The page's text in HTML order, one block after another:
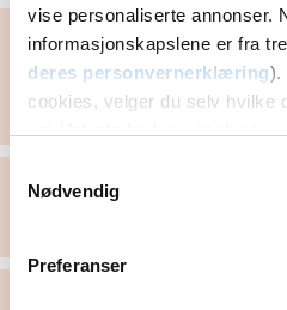
vise personaliserte annonser.
informasjonskapslene er fra
deres personvernerklæring).
cookies, velger du selv hvilke
Nødvendig
Preferanser
Gynekologisk
Underlivskreft - Underlivsprolaps -
sårhetsfølelse i skjeden -
livmor - Hormonspiral -
Overgangsalder